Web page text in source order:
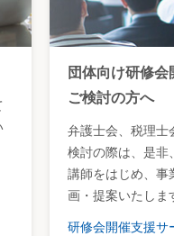
団体向け研修会
ご検討の方へ
弁護士会、税理士
検討の際は、是非
講師をはじめ、事
画・提案いたしま
研修会開催支援サ